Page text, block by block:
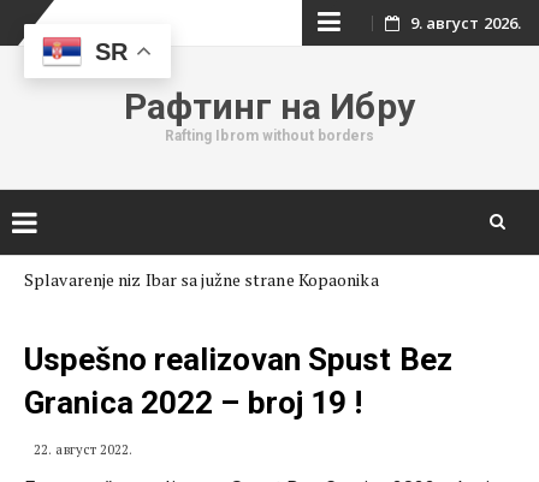
Skip
content
9. август 2026.
Рафтинг на Ибру
Rafting Ibrom without borders
Splavarenje niz Ibar sa južne strane Kopaonika
Uspešno realizovan Spust Bez
Granica 2022 – broj 19 !
22. август 2022.
SR